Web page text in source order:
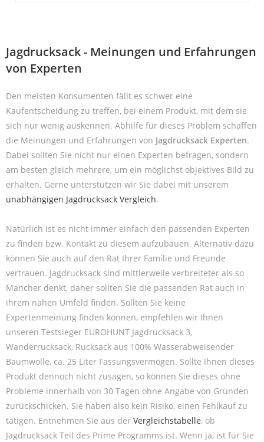
Jagdrucksack - Meinungen und Erfahrungen
von Experten
Den meisten Konsumenten fällt es schwer eine
Kaufentscheidung zu treffen, bei einem Produkt, mit dem sie
sich nur wenig auskennen. Abhilfe für dieses Problem schaffen
die Meinungen und Erfahrungen von Jagdrucksack Experten.
Dabei sollten Sie nicht nur einen Experten befragen, sondern
am besten gleich mehrere, um ein möglichst objektives Bild zu
erhalten. Gerne unterstützen wir Sie dabei mit unserem
unabhängigen Jagdrucksack Vergleich.
Natürlich ist es nicht immer einfach den passenden Experten
zu finden bzw. Kontakt zu diesem aufzubauen. Alternativ dazu
können Sie auch auf den Rat Ihrer Familie und Freunde
vertrauen. Jagdrucksack sind mittlerweile verbreiteter als so
Mancher denkt, daher sollten Sie die passenden Rat auch in
ihrem nahen Umfeld finden. Sollten Sie keine
Expertenmeinung finden können, empfehlen wir Ihnen
unseren Testsieger EUROHUNT Jagdrucksack 3,
Wanderrucksack, Rucksack aus 100% Wasserabweisender
Baumwolle, ca. 25 Liter Fassungsvermögen. Sollte Ihnen dieses
Produkt dennoch nicht zusagen, so können Sie dieses ohne
Probleme innerhalb von 30 Tagen ohne Angabe von Gründen
zurückschicken. Sie haben also kein Risiko, einen Fehlkauf zu
tätigen. Entnehmen Sie aus der Vergleichstabelle, ob
Jagdrucksack Teil des Prime Programms ist. Wenn ja, ist für Sie